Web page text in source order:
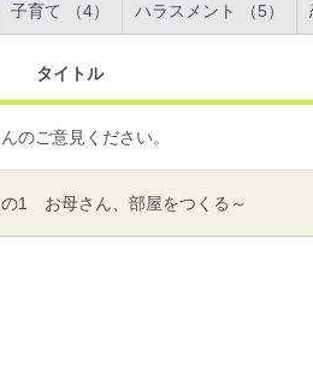
子育て （4） ハラスメント （5）
タイトル
のご意見ください。
1 お母さん、部屋をつくる～